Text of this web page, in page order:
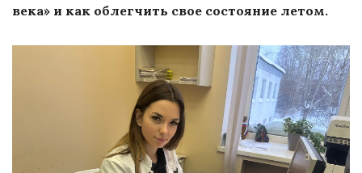
века» и как облегчить свое состояние летом.